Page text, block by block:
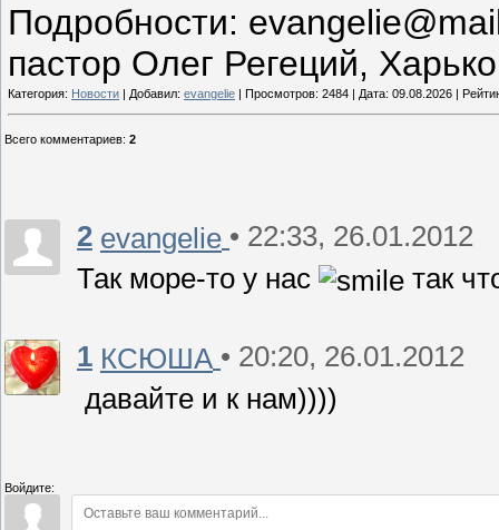
Подробности:
пастор Олег Регеций,
Категория: Новости | Добавил: evangelie | Просмотров: 2484 | Дата: 09.08.2026 |
Всего комментариев: 2
2 evangelie • 22:33, 26.01.2012
Так море-то у нас
так
1 КСЮША • 20:20, 26.01.2012
давайте и к нам))))
Войдите: